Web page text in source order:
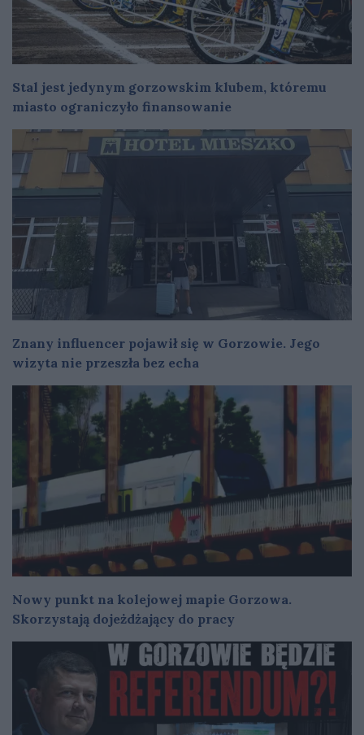
Stal jest jedynym gorzowskim klubem, któremu
miasto ograniczyło finansowanie
Znany influencer pojawił się w Gorzowie. Jego
wizyta nie przeszła bez echa
Nowy punkt na kolejowej mapie Gorzowa.
Skorzystają dojeżdżający do pracy